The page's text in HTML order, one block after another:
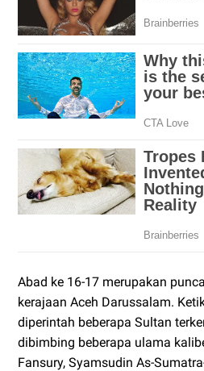
Abad ke 16-17 merupakan
kerajaan Aceh Darussalam.
diperintah beberapa Sultan
dibimbing beberapa ulama
Fansury, Syamsudin As-